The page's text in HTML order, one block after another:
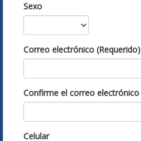
Sexo
Correo electrónico (Requerido)
Confirme el correo electrónico
Celular